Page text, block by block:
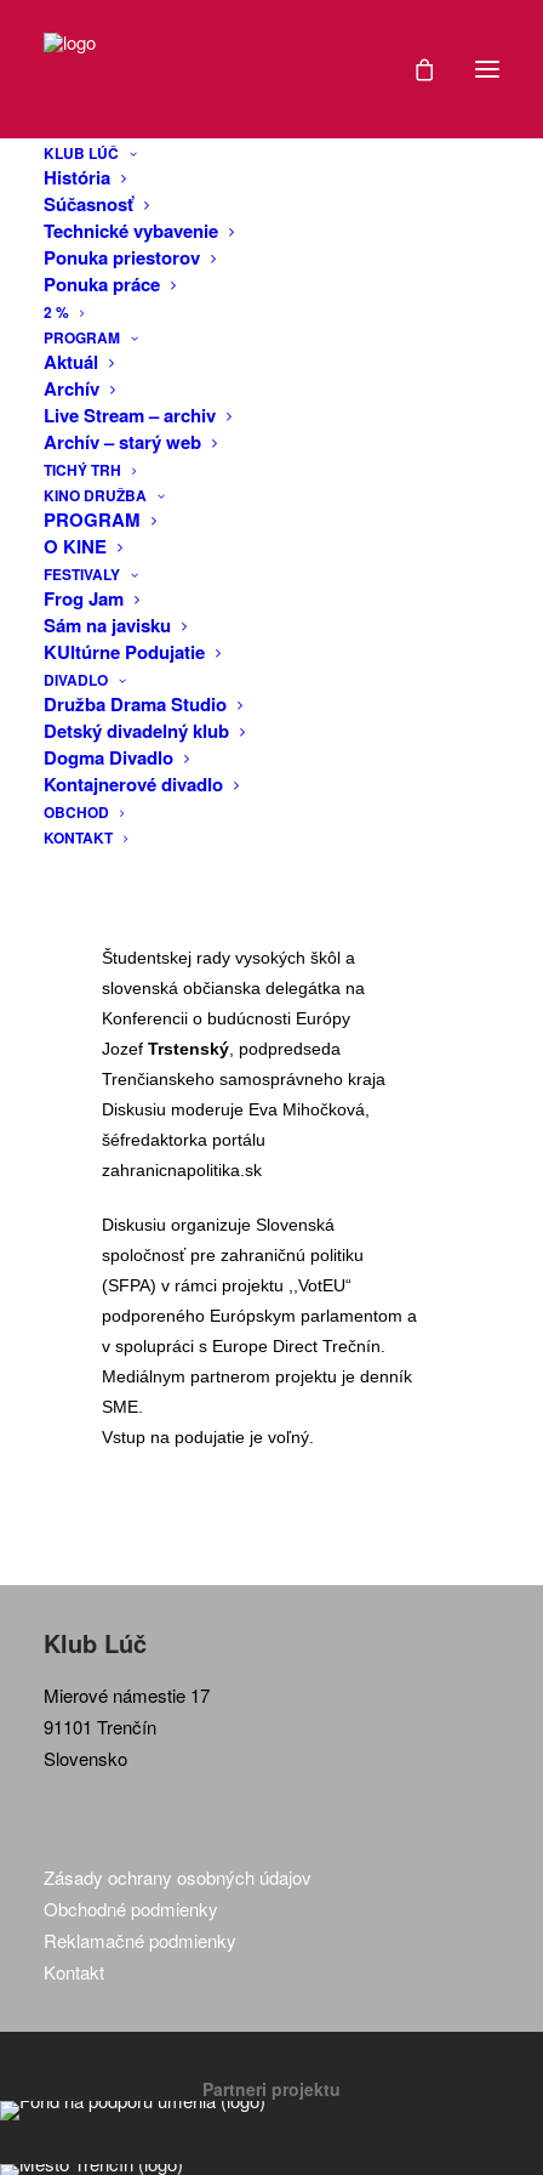
KLUB LÚČ
História
Súčasnosť
Technické vybavenie
Ponuka priestorov
Ponuka práce
2 %
PROGRAM
Aktuál
Archív
Live Stream – archiv
Archív – starý web
TICHÝ TRH
KINO DRUŽBA
PROGRAM
O KINE
FESTIVALY
Frog Jam
Sám na javisku
KUltúrne Podujatie
DIVADLO
Družba Drama Studio
Detský divadelný klub
Dogma Divadlo
Kontajnerové divadlo
OBCHOD
KONTAKT
Slovenska v EÚ
Pozývame vás na diskusiu na tému ,,20
rokov Slovenska v EÚ“. V debate sa
budeme venovať slovenskému príbehu v
Európskeho parlamentu. V nich si už
8.6.2024 budeme voliť 15 nových
poslancov, ktorí budú ďalej
spoluformovať kam EÚ smeruje. Aké
hodnoty a priority by ste chceli vidieť
poslancami v Európskom parlamente?
Aká je Vaša predstava o ďalšom
smerovaní Európskej únie?
Príďte sa porozprávať o európskych
témach, ktoré dnes rezonujú na
Slovensku aj priamo v Trenčíne.
Diskutovať s Vami budú:
Štefanec
parlamentu (KDH/EĽS)
Martin
Študentskej rady vysokých škôl a
slovenská občianska delegátka na
Konferencii o budúcnosti Európy
Jozef Trstenský , podpredseda
Trenčianskeho samosprávneho kraja
Diskusiu moderuje Eva Mihočková,
šéfredaktorka portálu
zahranicnapolitika.sk
Diskusiu organizuje Slovenská
spoločnosť pre zahraničnú politiku
(SFPA) v rámci projektu ,,VotEU“
podporeného Európskym parlamentom a
v spolupráci s Europe Direct Trečnín.
Mediálnym partnerom projektu je denník
SME.
Vstup na podujatie je voľný.
DÁTUM
Klub Lúč
Mierové námestie 17
91101 Trenčín
Slovensko
Zásady ochrany osobných údajov
Obchodné podmienky
Reklamačné podmienky
Kontakt
Partneri projektu